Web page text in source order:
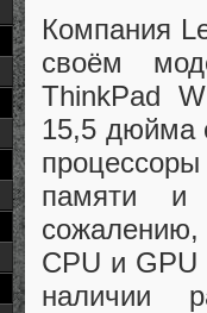
Компания
своём
ThinkPad
15,5 дюйма
памяти и
сожалению,
CPU и GPU
наличии